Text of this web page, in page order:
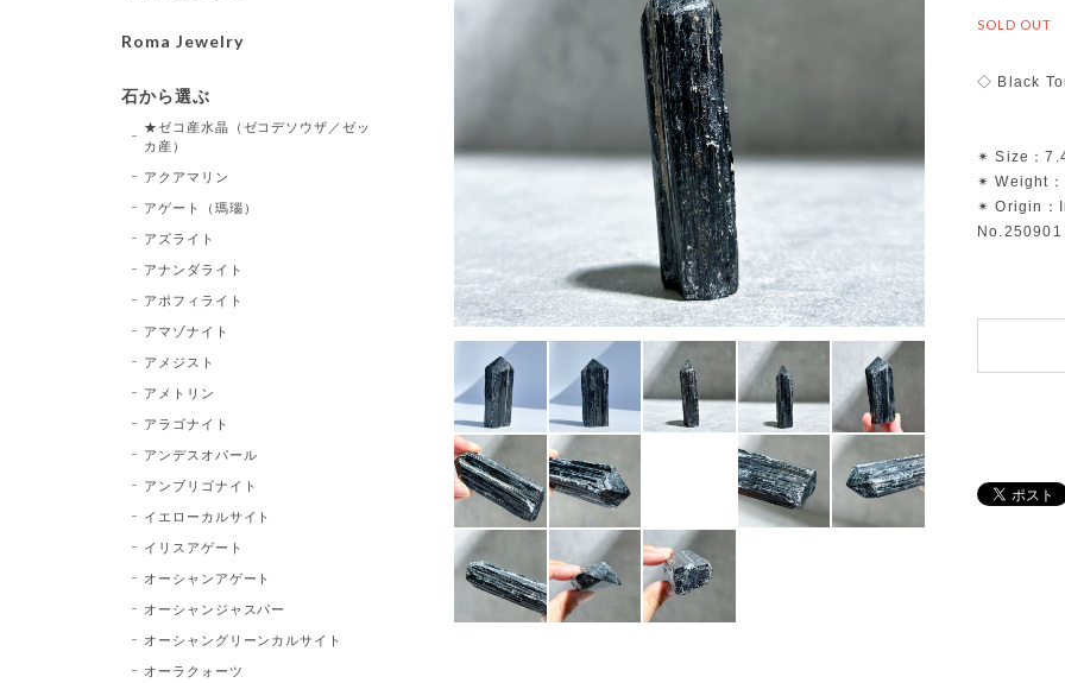
SOLD OUT
◇ Black
✴︎ Size：
✴︎ Weight
✴︎ Origin：
No.250901
Roma Jewelry
石から選ぶ
★ゼコ産水晶（ゼコデソウザ／ゼッ
カ産）
アクアマリン
アゲート（瑪瑙）
アズライト
アナンダライト
アポフィライト
アマゾナイト
アメジスト
アメトリン
アラゴナイト
アンデスオパール
アンブリゴナイト
イエローカルサイト
イリスアゲート
オーシャンアゲート
オーシャンジャスパー
オーシャングリーンカルサイト
オーラクォーツ